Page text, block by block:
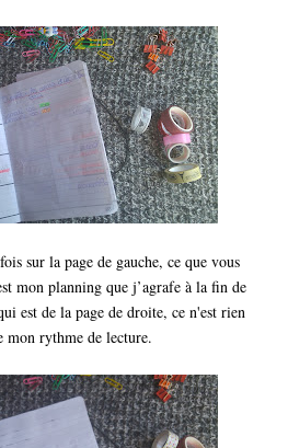
sur la page de gauche, ce que vous
mon planning que j’agrafe à la fin de
est de la page de droite, ce n'est rien
mon rythme de lecture.